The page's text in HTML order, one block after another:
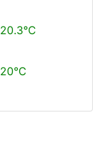
20.3°C
20°C